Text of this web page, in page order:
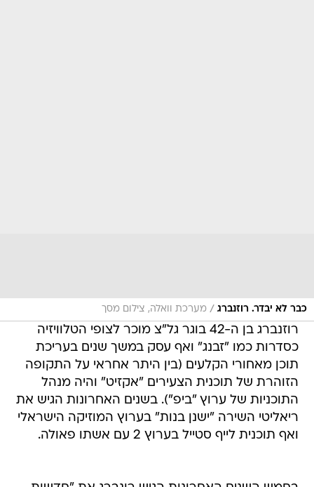
כבר לא יבדר. רוזנברג / מערכת וואלה, צילום מסך
רוזנברג בן ה-42 בוגר גל"צ מוכר לצופי הטלוויזיה
כסדרות כמו "זבנג" ואף עסק במשך שנים בעריכת
תוכן מאחורי הקלעים (בין היתר אחראי על התקופה
הזוהרת של תוכנית הצעירים "אקזיט" והיה מנהל
התוכניות של ערוץ "ביפ"). בשנים האחרונות הגיש את
ריאליטי השירה "ישנן בנות" בערוץ המוזיקה הישראלי
ואף תוכנית לייף סטייל בערוץ 2 עם אשתו פאולה.